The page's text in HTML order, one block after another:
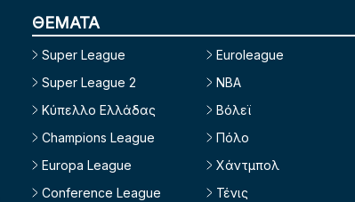
ΘΕΜΑΤΑ
Super League
Super League 2
Κύπελλο Ελλάδας
Champions League
Europa League
Conference League
Euroleague
NBA
Βόλεϊ
Πόλο
Χάντμπολ
Τένις